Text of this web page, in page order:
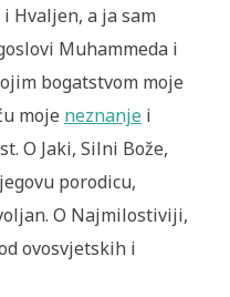
Hvaljen, a ja sam
Muhammeda i
bogatstvom moje
moje neznanjei
O Jaki, Silni Bože,
porodicu,
O Najmilostiviji,
ovosvjetskih i